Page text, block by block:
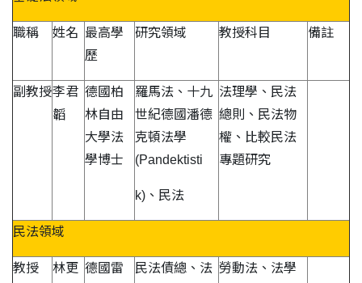
職稱 姓名 最高學
歷
研究領域 教授科目 備註
副教授李君
韜
德國柏
林自由
大學法
學博士
羅馬法、十九
世紀德國潘德
克頓法學
(Pandektisti
k)、民法
法理學、民法
總則、民法物
權、比較民法
專題研究
民法領域
教授
林更 德國雷
民法債總、法 勞動法、法學